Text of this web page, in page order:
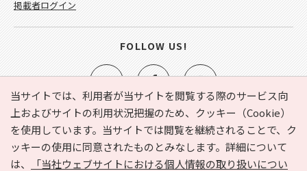
当サイトでは、利用者が当サイトを閲覧する際のサービス向
上およびサイトの利用状況把握のため、クッキー（Cookie）
を使用しています。当サイトでは閲覧を継続されることで、ク
ッキーの使用に同意されたものとみなします。詳細について
は、
「当社ウェブサイトにおける個人情報の取り扱いについ
e-NAVITA（イーナビタ）とは？ お気に入り
ヘルプ
利用規約
個人情報の取り扱いについて
運営会社
掲載者ログイン
FOLLOW US!